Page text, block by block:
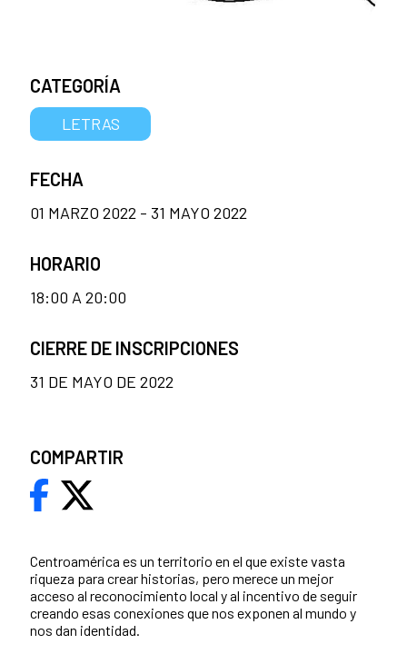
Centroamérica es un territorio en el que existe vasta
riqueza para crear historias, pero merece un mejor
acceso al reconocimiento local y al incentivo de seguir
creando esas conexiones que nos exponen al mundo y
nos dan identidad.
CATEGORÍA
LETRAS
FECHA
01 MARZO 2022 - 31 MAYO 2022
HORARIO
18:00 A 20:00
CIERRE DE INSCRIPCIONES
31 DE MAYO DE 2022
COMPARTIR